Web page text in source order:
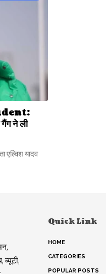
ने ली
एल्विश यादव
ब्यूटी,
Quick Link
HOME
CATEGORIES
POPULAR POSTS